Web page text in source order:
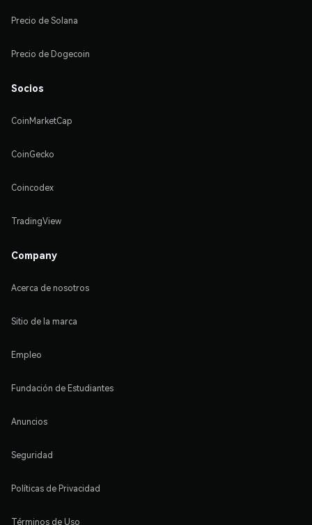
Precio de Solana
Precio de Dogecoin
Socios
CoinMarketCap
CoinGecko
Coincodex
TradingView
Company
Acerca de nosotros
Sitio de la marca
Empleo
Fundación de Estudiantes
Anuncios
Seguridad
Políticas de Privacidad
Términos de Uso